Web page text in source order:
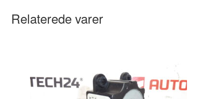
Relaterede varer